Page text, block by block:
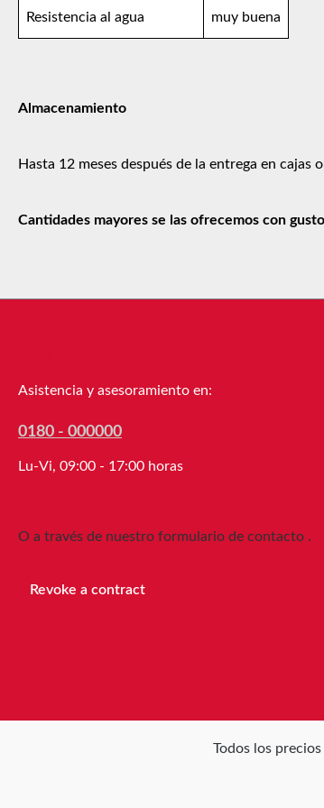
Resistencia al agua muy buena
Almacenamiento
Hasta 12 meses después de la entrega en
Cantidades mayores se las ofrecemos con
Asistencia y asesoramiento en:
0180 - 000000
Lu-Vi, 09:00 - 17:00 horas
O a través de nuestro formulario de contacto .
Revoke a contract
Todos los